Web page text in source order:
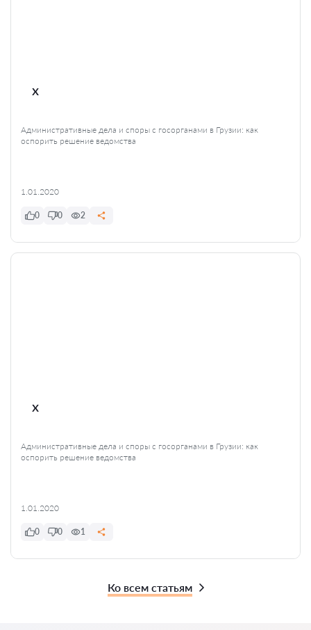
x
Административные дела и споры с госорганами в Грузии: как
оспорить решение ведомства
1.01.2020
0 0 2
x
Административные дела и споры с госорганами в Грузии: как
оспорить решение ведомства
1.01.2020
0 0 1
Ко всем статьям